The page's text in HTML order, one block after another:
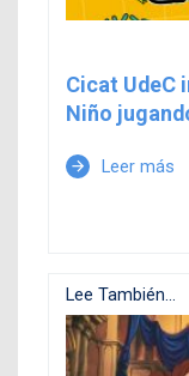
Cicat UdeC
Niño
arrow_forward Leer más
Lee También...